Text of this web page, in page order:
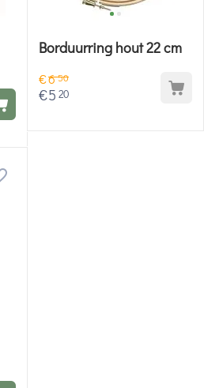
Borduurring hout 22 cm
€650
€5 20